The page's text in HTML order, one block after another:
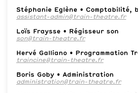
Stéphanie Eglène • Comptabilité,
assistant-admin@train-theatre.fr
Loïs Fraysse • Régisseur son
son@train-theatre.fr
Hervé Galliano • Programmation
traincine@train-theatre.fr
Boris Goby • Administration
administration@train-theatre.fr